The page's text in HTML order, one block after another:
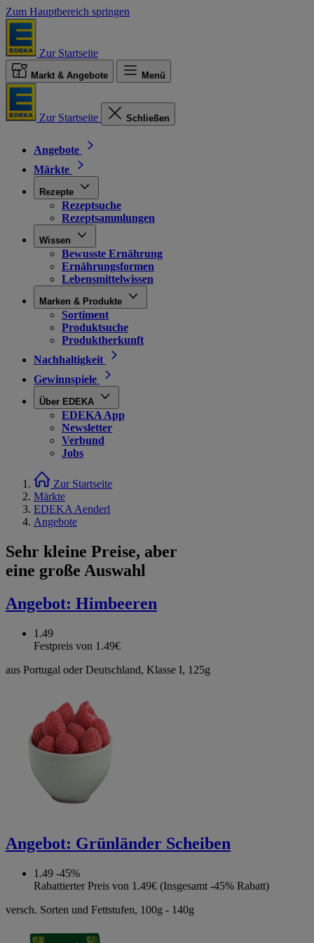
Zum Hauptbereich springen
Zur Startseite
Markt & Angebote Menü
Zur Startseite Schließen
Angebote
Märkte
Rezepte
Rezeptsuche
Rezeptsammlungen
Wissen
Bewusste Ernährung
Ernährungsformen
Lebensmittelwissen
Marken & Produkte
Sortiment
Produktsuche
Produktherkunft
Nachhaltigkeit
Gewinnspiele
Über EDEKA
EDEKA App
Newsletter
Verbund
Jobs
Zur Startseite
Märkte
EDEKA Aenderl
Angebote
Sehr kleine Preise, aber
eine große Auswahl
Angebot: Himbeeren
1.49
Festpreis von 1.49€
aus Portugal oder Deutschland, Klasse I, 125g
Angebot: Grünländer Scheiben
1.49 -45%
Rabattierter Preis von 1.49€ (Insgesamt -45% Rabatt)
versch. Sorten und Fettstufen, 100g - 140g